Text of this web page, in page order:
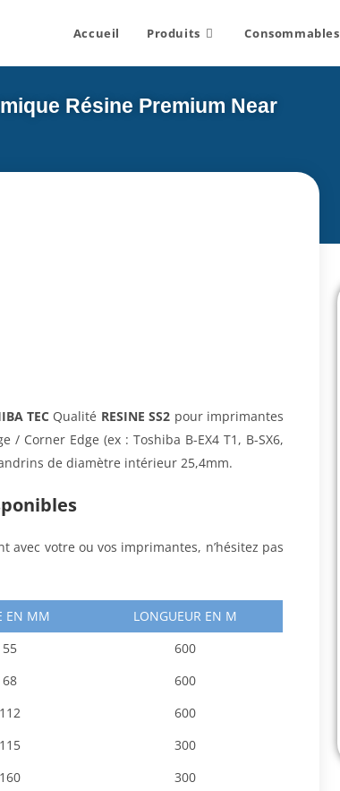
Accueil Produits Consommables
Résine Premium Near
TECQualité RESINE SS2 pour imprimantes
/ Corner Edge (ex : Toshiba B-EX4 T1, B-SX6,
de diamètre intérieur 25,4mm.
votre ou vos imprimantes, n’hésitez pas
EN MM
LONGUEUR EN M
55
600
68
600
112
600
115
300
160 300